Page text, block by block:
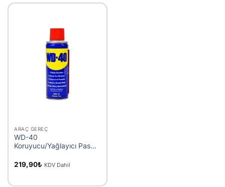
ARAÇ GEREÇ
WD-40
Koruyucu/Yağlayıcı Pas
219,90₺ KDV Dahil